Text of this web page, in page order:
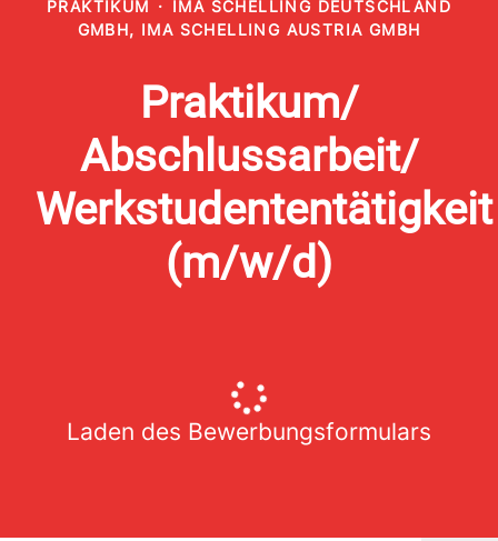
PRAKTIKUM · IMA SCHELLING DEUTSCHLAND
GMBH, IMA SCHELLING AUSTRIA GMBH
Praktikum/
Abschlussarbeit/
Werkstudententätigkeit
(m/w/d)
Laden des Bewerbungsformulars